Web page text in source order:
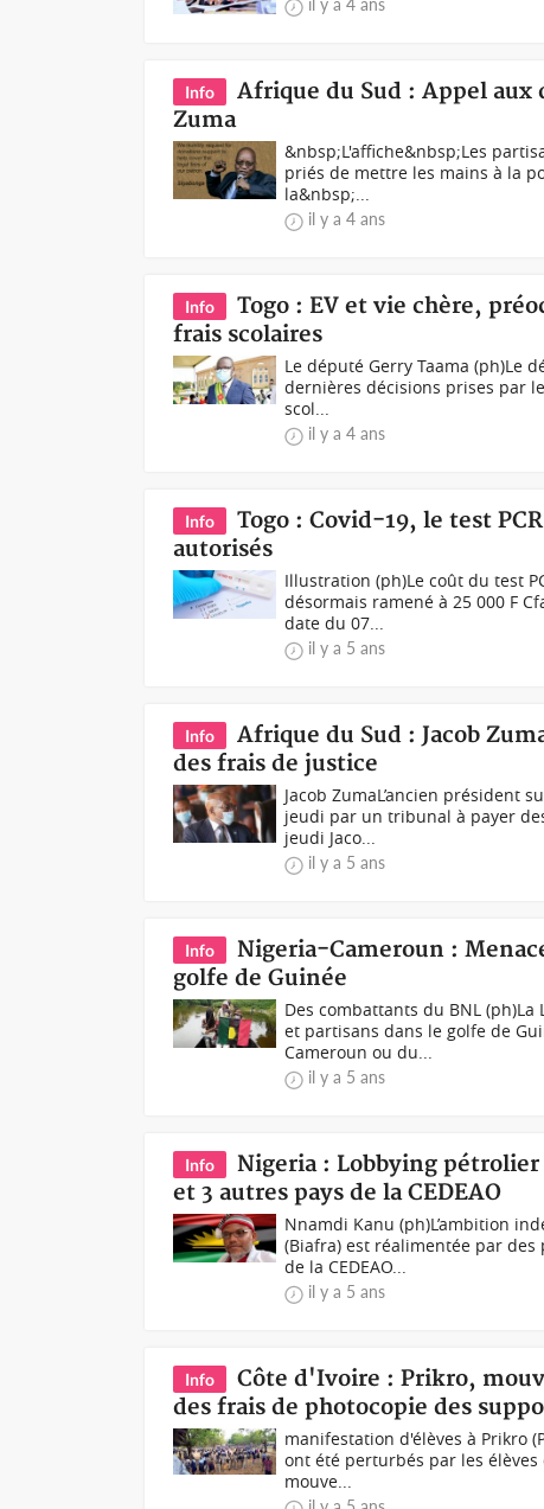
il y a 4 ans
Info
Afrique du Sud : Appel aux
Zuma
&nbsp;L'affiche&nbsp;Les
priés de mettre les mains à la
la&nbsp;...
il y a 4 ans
Info
Togo : EV et vie chère,
frais scolaires
Le député Gerry Taama (ph)Le
dernières décisions prises par
scol...
il y a 4 ans
Info
Togo : Covid-19, le test
autorisés
Illustration (ph)Le coût du test
désormais ramené à 25 000 F
date du 07...
il y a 5 ans
Info
Afrique du Sud : Jacob
des frais de justice
Jacob ZumaL’ancien président
jeudi par un tribunal à payer
jeudi Jaco...
il y a 5 ans
Info
Nigeria-Cameroun :
golfe de Guinée
Des combattants du BNL
et partisans dans le golfe de
Cameroun ou du...
il y a 5 ans
Info
Nigeria : Lobbying
et 3 autres pays de la CEDEAO
Nnamdi Kanu (ph)L’ambition
(Biafra) est réalimentée par des
de la CEDEAO...
il y a 5 ans
Info
Côte d'Ivoire : Prikro,
des frais de photocopie des
manifestation d'élèves à Prikro
ont été perturbés par les élèves
mouve...